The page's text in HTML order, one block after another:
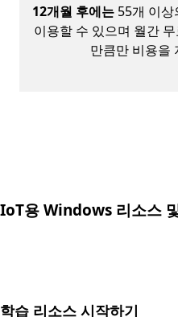
12개월 후에는 55개 이
이용할 수 있으며 월간
만큼만 비용을
IoT용 Windows 리소스
학습 리소스 시작하기